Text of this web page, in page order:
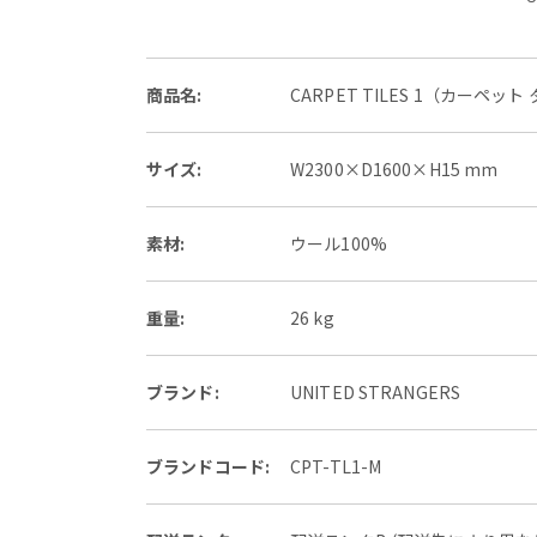
商品名: CARPET TILES 1（カーペット
サイズ: W2300×D1600×H15 mm
素材: ウール100%
重量: 26 kg
ブランド: UNITED STRANGERS
ブランドコード: CPT-TL1-M